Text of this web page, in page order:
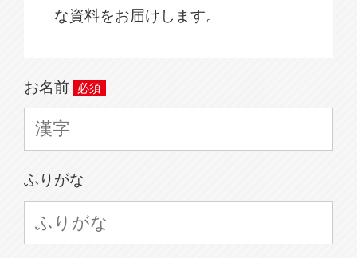
な資料をお届けします。
お名前
ふりがな